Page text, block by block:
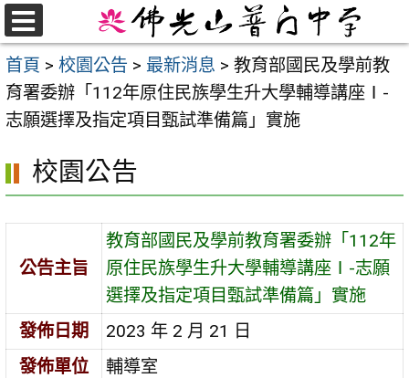
跳
至
主
要
內
首頁 > 校園公告 > 最新消息 > 教育部國民及學前教
育署委辦「112年原住民族學生升大學輔導講座Ⅰ-
志願選擇及指定項目甄試準備篇」實施
校園公告
公告主旨
教育部國民及學前教育署委辦「112年
原住民族學生升大學輔導講座Ⅰ-志願
選擇及指定項目甄試準備篇」實施
發佈日期
2023 年 2 月 21 日
發佈單位
輔導室
選
單